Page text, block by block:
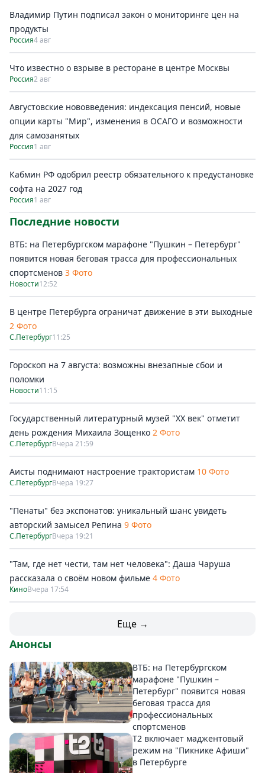
Владимир Путин подписал закон о мониторинге цен на
продукты
Россия4 авг
Что известно о взрыве в ресторане в центре Москвы
Россия2 авг
Августовские нововведения: индексация пенсий, новые
опции карты "Мир", изменения в ОСАГО и возможности
для самозанятых
Россия1 авг
Кабмин РФ одобрил реестр обязательного к предустановке
софта на 2027 год
Россия1 авг
Последние новости
ВТБ: на Петербургском марафоне "Пушкин – Петербург"
появится новая беговая трасса для профессиональных
спортсменов 3 Фото
Новости12:52
В центре Петербурга ограничат движение в эти выходные
2 Фото
С.Петербург11:25
Гороскоп на 7 августа: возможны внезапные сбои и
поломки
Новости11:15
Государственный литературный музей "ХХ век" отметит
день рождения Михаила Зощенко 2 Фото
С.ПетербургВчера 21:59
Аисты поднимают настроение трактористам 10 Фото
С.ПетербургВчера 19:27
"Пенаты" без экспонатов: уникальный шанс увидеть
авторский замысел Репина 9 Фото
С.ПетербургВчера 19:21
"Там, где нет чести, там нет человека": Даша Чаруша
рассказала о своём новом фильме 4 Фото
КиноВчера 17:54
Еще →
Анонсы
ВТБ: на Петербургском
марафоне "Пушкин –
Петербург" появится новая
беговая трасса для
профессиональных
спортсменов
Т2 включает маджентовый
режим на "Пикнике Афиши"
в Петербурге